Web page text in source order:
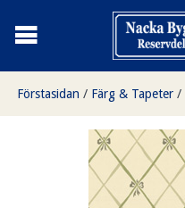
Förstasidan / Färg & Tapeter /
Edholma gård vit/grön